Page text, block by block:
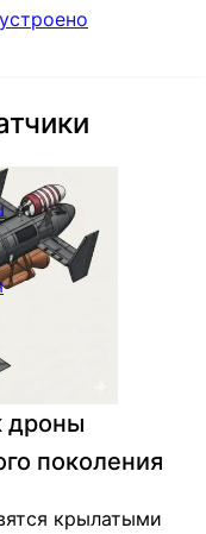
дроны
поколения
крылатыми